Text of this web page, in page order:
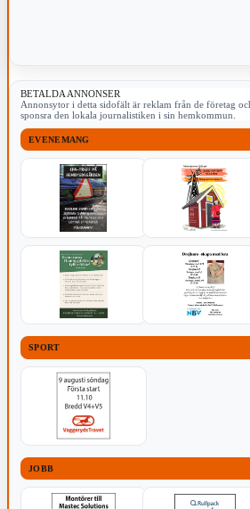
BETALDA ANNONSER
Annonsytor i detta sidofält är reklam från de företag
sponsra den lokala journalistiken i sin hemkommun.
EVENEMANG
SPORT
JOBB